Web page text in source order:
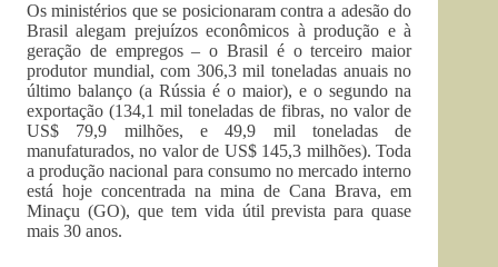
Os ministérios que se posicionaram contra a adesão do
Brasil alegam prejuízos econômicos à produção e à
geração de empregos – o Brasil é o terceiro maior
produtor mundial, com 306,3 mil toneladas anuais no
último balanço (a Rússia é o maior), e o segundo na
exportação (134,1 mil toneladas de fibras, no valor de
US$ 79,9 milhões, e 49,9 mil toneladas de
manufaturados, no valor de US$ 145,3 milhões). Toda
a produção nacional para consumo no mercado interno
está hoje concentrada na mina de Cana Brava, em
Minaçu (GO), que tem vida útil prevista para quase
mais 30 anos.